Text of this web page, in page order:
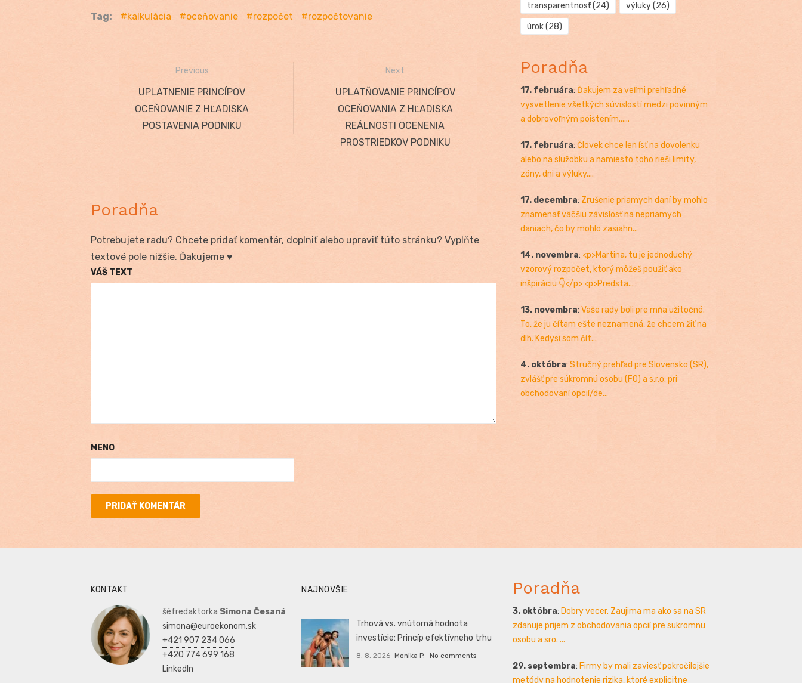
Tag: kalkulácia oceňovanie rozpočet rozpočtovanie
Navigácia
článku
Previous
Previous
post:
UPLATNENIE PRINCÍPOV
OCEŇOVANIE Z HĽADISKA
POSTAVENIA PODNIKU
Next
Next
post:
UPLATŇOVANIE PRINCÍPOV
OCEŇOVANIA Z HĽADISKA
REÁLNOSTI OCENENIA
PROSTRIEDKOV PODNIKU
Poradňa
Potrebujete radu? Chcete pridať komentár, doplniť alebo upraviť túto stránku? Vyplňte
textové pole nižšie. Ďakujeme ♥
VÁŠ TEXT
MENO
transparentnosť(24) výluky(26)
úrok(28)
Poradňa
17. februára: Ďakujem za veľmi prehľadné
vysvetlenie všetkých súvislostí medzi povinným
a dobrovoľným poistením......
17. februára: Človek chce len ísť na dovolenku
alebo na služobku a namiesto toho rieši limity,
zóny, dni a výluky....
17. decembra: Zrušenie priamych daní by mohlo
znamenať väčšiu závislosť na nepriamych
daniach, čo by mohlo zasiahn...
14. novembra: <p>Martina, tu je jednoduchý
vzorový rozpočet, ktorý môžeš použiť ako
inšpiráciu 👇</p> <p>Predsta...
13. novembra: Vaše rady boli pre mňa užitočné.
To, že ju čítam ešte neznamená, že chcem žiť na
dlh. Kedysi som čít...
4. októbra: Stručný prehľad pre Slovensko (SR),
zvlášť pre súkromnú osobu (FO) a s.r.o. pri
obchodovaní opcií/de...
KONTAKT
šéfredaktorka Simona Česaná
simona@euroekonom.sk
+421 907 234 066
+420 774 699 168
LinkedIn
NAJNOVŠIE
Trhová vs. vnútorná hodnota
investície: Princíp efektívneho trhu
8. 8. 2026 Monika P. No comments
Poradňa
3. októbra: Dobry vecer. Zaujima ma ako sa na SR
zdanuje prijem z obchodovania opcií pre sukromnu
osobu a sro. ...
29. septembra: Firmy by mali zaviesť pokročilejšie
metódy na hodnotenie rizika, ktoré explicitne